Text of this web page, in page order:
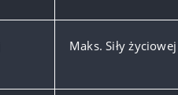
Maks. Siły